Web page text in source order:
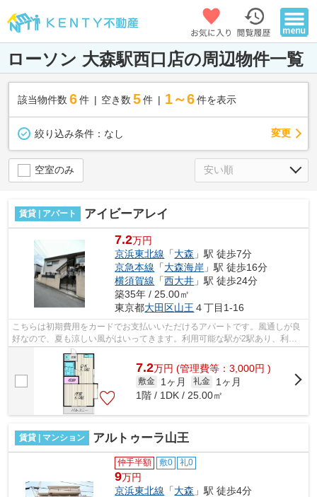
ローソン 大森駅西口店の周辺物件一覧
該当物件数 6件 空き数 5 件 1～6 件を表示
絞り込み条件： なし 変更
空室のみ
賃貸 | アパート アイビーアレイ
7.2万円
京浜東北線 「大森 」駅 徒歩7分
京急本線 「大森海岸 」駅 徒歩16分
横須賀線 「西大井 」駅 徒歩24分
築35年 / 25.00㎡
東京都大田区山王 ４丁目1-16
こちらは初期費用をカードでお支払いいただけるアパートです。風通しが良
好なので、夏も涼しい風がはいってきます。利用可能な駅が2駅あり、利便
性の高い物件です。高いニーズのある、...
7.2万円 (管理費等：3,000円 )
敷金 1ヶ月 礼金
1ヶ月
1階 / 1DK / 25.00㎡
賃貸 | マンション アルトゥーラ山王
仲手半額 敷0 礼0
9万円
京浜東北線 「大森 」駅 徒歩4分